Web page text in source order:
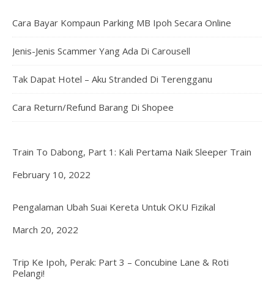
Cara Bayar Kompaun Parking MB Ipoh Secara Online
Jenis-Jenis Scammer Yang Ada Di Carousell
Tak Dapat Hotel – Aku Stranded Di Terengganu
Cara Return/Refund Barang Di Shopee
Train To Dabong, Part 1: Kali Pertama Naik Sleeper Train
Date
February 10, 2022
Pengalaman Ubah Suai Kereta Untuk OKU Fizikal
Date
March 20, 2022
Trip Ke Ipoh, Perak: Part 3 – Concubine Lane & Roti
Pelangi!